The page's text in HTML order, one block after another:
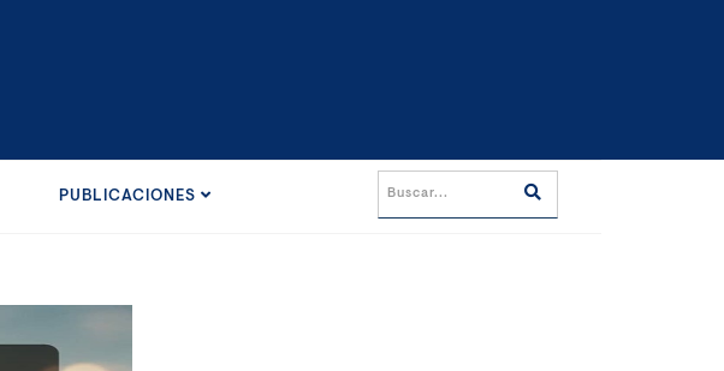
PUBLICACIONES